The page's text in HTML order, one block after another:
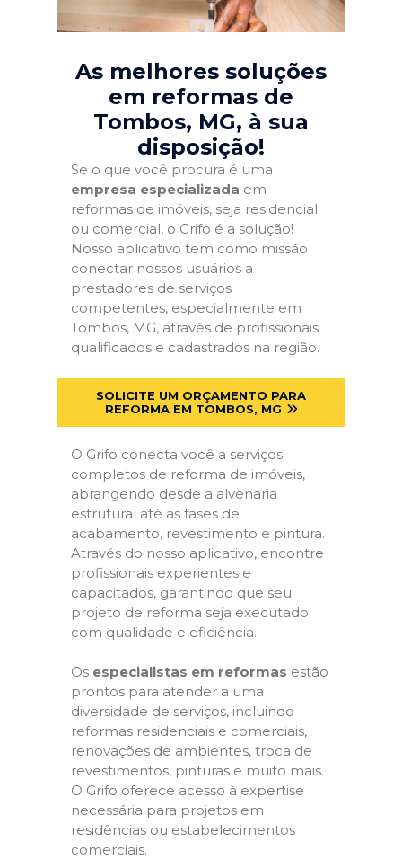
As melhores soluções
em reformas de
Tombos, MG, à sua
disposição!
Se o que você procura é uma
empresa especializada em
reformas de imóveis, seja residencial
ou comercial, o Grifo é a solução!
Nosso aplicativo tem como missão
conectar nossos usuários a
prestadores de serviços
competentes, especialmente em
Tombos, MG, através de profissionais
qualificados e cadastrados na região.
SOLICITE UM ORÇAMENTO PARA
REFORMA EM TOMBOS, MG
O Grifo conecta você a serviços
completos de reforma de imóveis,
abrangendo desde a alvenaria
estrutural até as fases de
acabamento, revestimento e pintura.
Através do nosso aplicativo, encontre
profissionais experientes e
capacitados, garantindo que seu
projeto de reforma seja executado
com qualidade e eficiência.
Os especialistas em reformas estão
prontos para atender a uma
diversidade de serviços, incluindo
reformas residenciais e comerciais,
renovações de ambientes, troca de
revestimentos, pinturas e muito mais.
O Grifo oferece acesso à expertise
necessária para projetos em
residências ou estabelecimentos
comerciais.